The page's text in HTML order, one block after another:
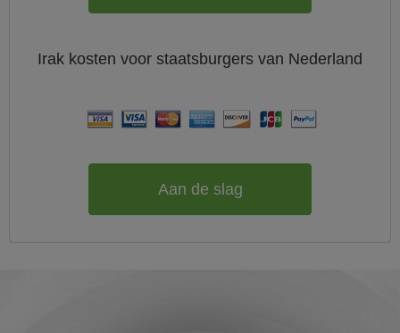
Irak kosten voor staatsburgers van Nederland
Aan de slag